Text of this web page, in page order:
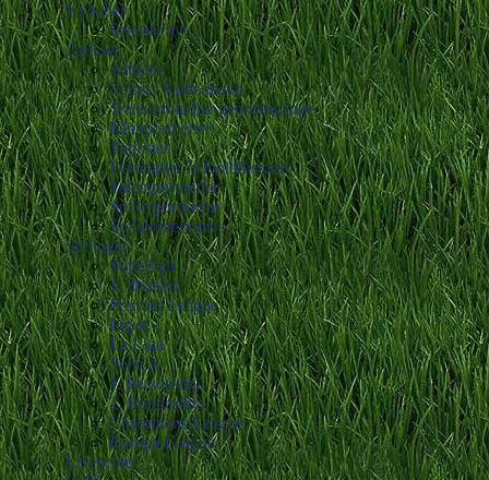
Nyheder
Seneste nyt
Artikler
Artikler
Vejret i København
Transfervindue-gennemgange
Klubportrætter
Toplister
Danmarks fodboldhistorie
Talentportrætter
Spillerportrætter
Spillerinterviews
Stillinger
Superliga
1. division
Premier League
Ligue 1
La Liga
Serie A
1. Bundesliga
2. Bundesliga
Champions League
Europa League
Livescore